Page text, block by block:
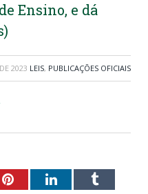
Ensino, e dá
2023 LEIS, PUBLICAÇÕES OFICIAIS
PinterestLinkedInTumblr